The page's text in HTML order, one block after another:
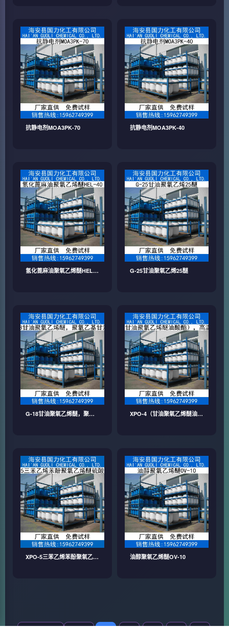
抗静电剂MOA3PK-70 抗静电剂MOA3PK-40
氢化蓖麻油聚氧乙烯醚HEL-
G-25甘油聚氧乙烯25醚
G-18甘油聚氧乙烯醚，聚氧
XPO-4（甘油聚氧乙烯醚油酸
XPO-5三苯乙烯苯酚聚氧乙烯
油醇聚氧乙烯醚OV-10